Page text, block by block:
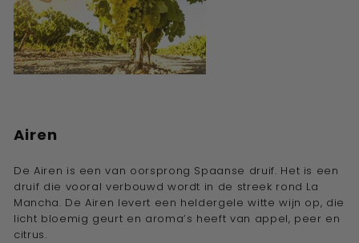
Airen
De Airen is een van oorsprong Spaanse druif. Het is een
druif die vooral verbouwd wordt in de streek rond La
Mancha. De Airen levert een heldergele witte wijn op, die
licht bloemig geurt en aroma’s heeft van appel, peer en
citrus.